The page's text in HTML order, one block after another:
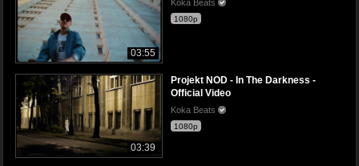
03:55
Koka Beats
1080p
03:39
Projekt NOD - In The Darkness -
Official Video
Koka Beats
1080p